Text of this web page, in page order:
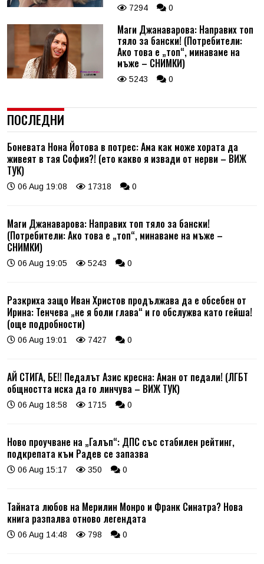
7294 0
Маги Джанаварова: Направих топ
тяло за бански! (Потребители:
Ако това е „топ“, минаваме на
мъже – СНИМКИ)
5243 0
ПОСЛЕДНИ
Боневата Нона Йотова в потрес: Ама как може хората да
живеят в тая София?! (ето какво я извади от нерви – ВИЖ
ТУК)
06 Aug 19:08 17318 0
Маги Джанаварова: Направих топ тяло за бански!
(Потребители: Ако това е „топ“, минаваме на мъже –
СНИМКИ)
06 Aug 19:05 5243 0
Разкриха защо Иван Христов продължава да е обсебен от
Ирина: Тенчева „не я боли глава“ и го обслужва като гейша!
(още подробности)
06 Aug 19:01 7427 0
АЙ СТИГА, БЕ!! Педалът Азис кресна: Аман от педали! (ЛГБТ
общността иска да го линчува – ВИЖ ТУК)
06 Aug 18:58 1715 0
Ново проучване на „Галъп“: ДПС със стабилен рейтинг,
подкрепата към Радев се запазва
06 Aug 15:17 350 0
Тайната любов на Мерилин Монро и Франк Синатра? Нова
книга разпалва отново легендата
06 Aug 14:48 798 0